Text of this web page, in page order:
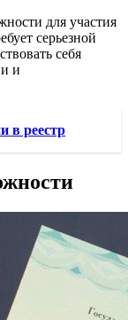
для участия
серьезной
себя
и
в реестр